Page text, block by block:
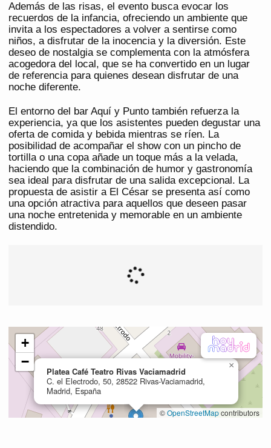
Además de las risas, el evento busca evocar los
recuerdos de la infancia, ofreciendo un ambiente que
invita a los espectadores a volver a sentirse como
niños, a disfrutar de la inocencia y la diversión. Este
deseo de nostalgia se complementa con la atmósfera
acogedora del local, que se ha convertido en un lugar
de referencia para quienes desean disfrutar de una
noche diferente.
El entorno del bar Aquí y Punto también refuerza la
experiencia, ya que los asistentes pueden degustar una
oferta de comida y bebida mientras se ríen. La
posibilidad de acompañar el show con un pincho de
tortilla o una copa añade un toque más a la velada,
haciendo que la combinación de humor y gastronomía
sea ideal para disfrutar de una salida excepcional. La
propuesta de asistir a El César se presenta así como
una opción atractiva para aquellos que deseen pasar
una noche entretenida y memorable en un ambiente
distendido.